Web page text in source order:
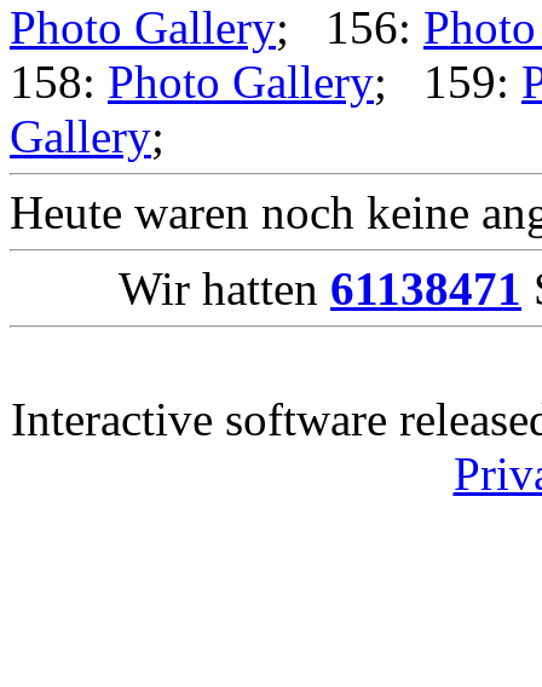
Photo Gallery; 156:
158: Photo Gallery; 159:
Gallery;
Heute waren noch keine
Wir hatten 61138471
Interactive software